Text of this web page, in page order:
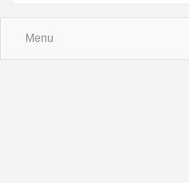
Menu